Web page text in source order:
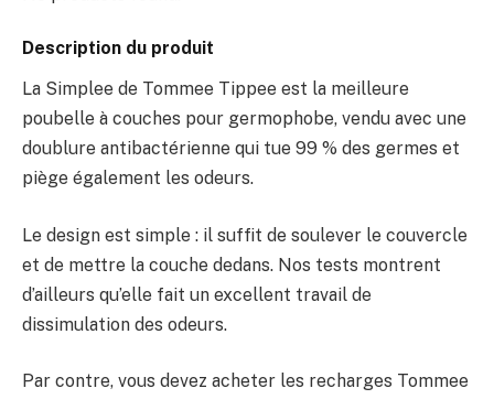
Description du produit
La Simplee de Tommee Tippee est la meilleure
poubelle à couches pour germophobe, vendu avec une
doublure antibactérienne qui tue 99 % des germes et
piège également les odeurs.
Le design est simple : il suffit de soulever le couvercle
et de mettre la couche dedans. Nos tests montrent
d’ailleurs qu’elle fait un excellent travail de
dissimulation des odeurs.
Par contre, vous devez acheter les recharges Tommee